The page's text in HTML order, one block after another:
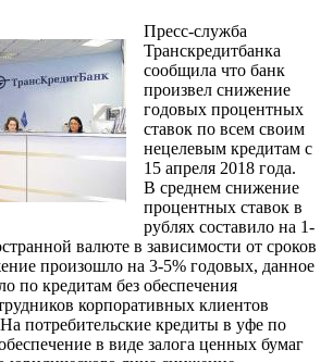
Пресс-служба
Транскредитбанка
сообщила что банк
произвел снижение
годовых процентных
ставок по всем своим
нецелевым кредитам с
15 апреля 2018 года.
В среднем снижение
процентных ставок в
рублях составило на 1-
валюте в зависимости от сроков
произошло на 3-5% годовых, данное
по кредитам без обеспечения
корпоративных клиентов
потребительские кредиты в уфе по
в виде залога ценных бумаг